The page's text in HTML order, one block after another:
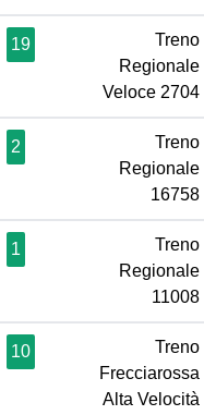
19
Treno
Regionale
Veloce 2704
2
Treno
Regionale
16758
1
Treno
Regionale
11008
10
Treno
Frecciarossa
Alta Velocità